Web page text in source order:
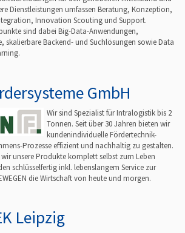
Dienstleistungen umfassen Beratung, Konzeption,
Innovation Scouting und Support.
sind dabei Big-Data-Anwendungen,
skalierbare Backend- und Suchlösungen sowie Data
GmbH
Wir sind Spezialist für Intralogistik bis 2
Tonnen. Seit über 30 Jahren bieten wir
kundenindividuelle Fördertechnik-
Prozesse effizient und nachhaltig zu gestalten.
unsere Produkte komplett selbst zum Leben
schlüsselfertig inkl. lebenslangem Service zur
die Wirtschaft von heute und morgen.
Leipzig